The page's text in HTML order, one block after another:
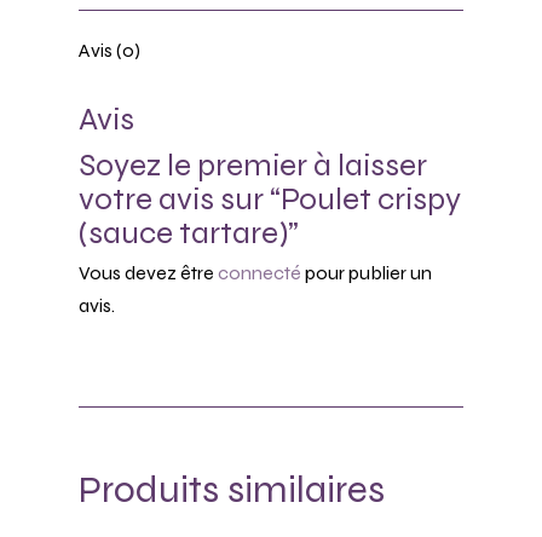
Avis (0)
Avis
Soyez le premier à laisser
votre avis sur “Poulet crispy
(sauce tartare)”
Vous devez être connecté pour publier un
avis.
Produits similaires